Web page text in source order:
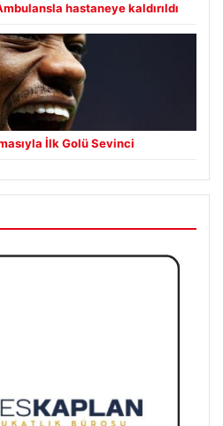
hastaneye kaldırıldı
İlk Golü Sevinci